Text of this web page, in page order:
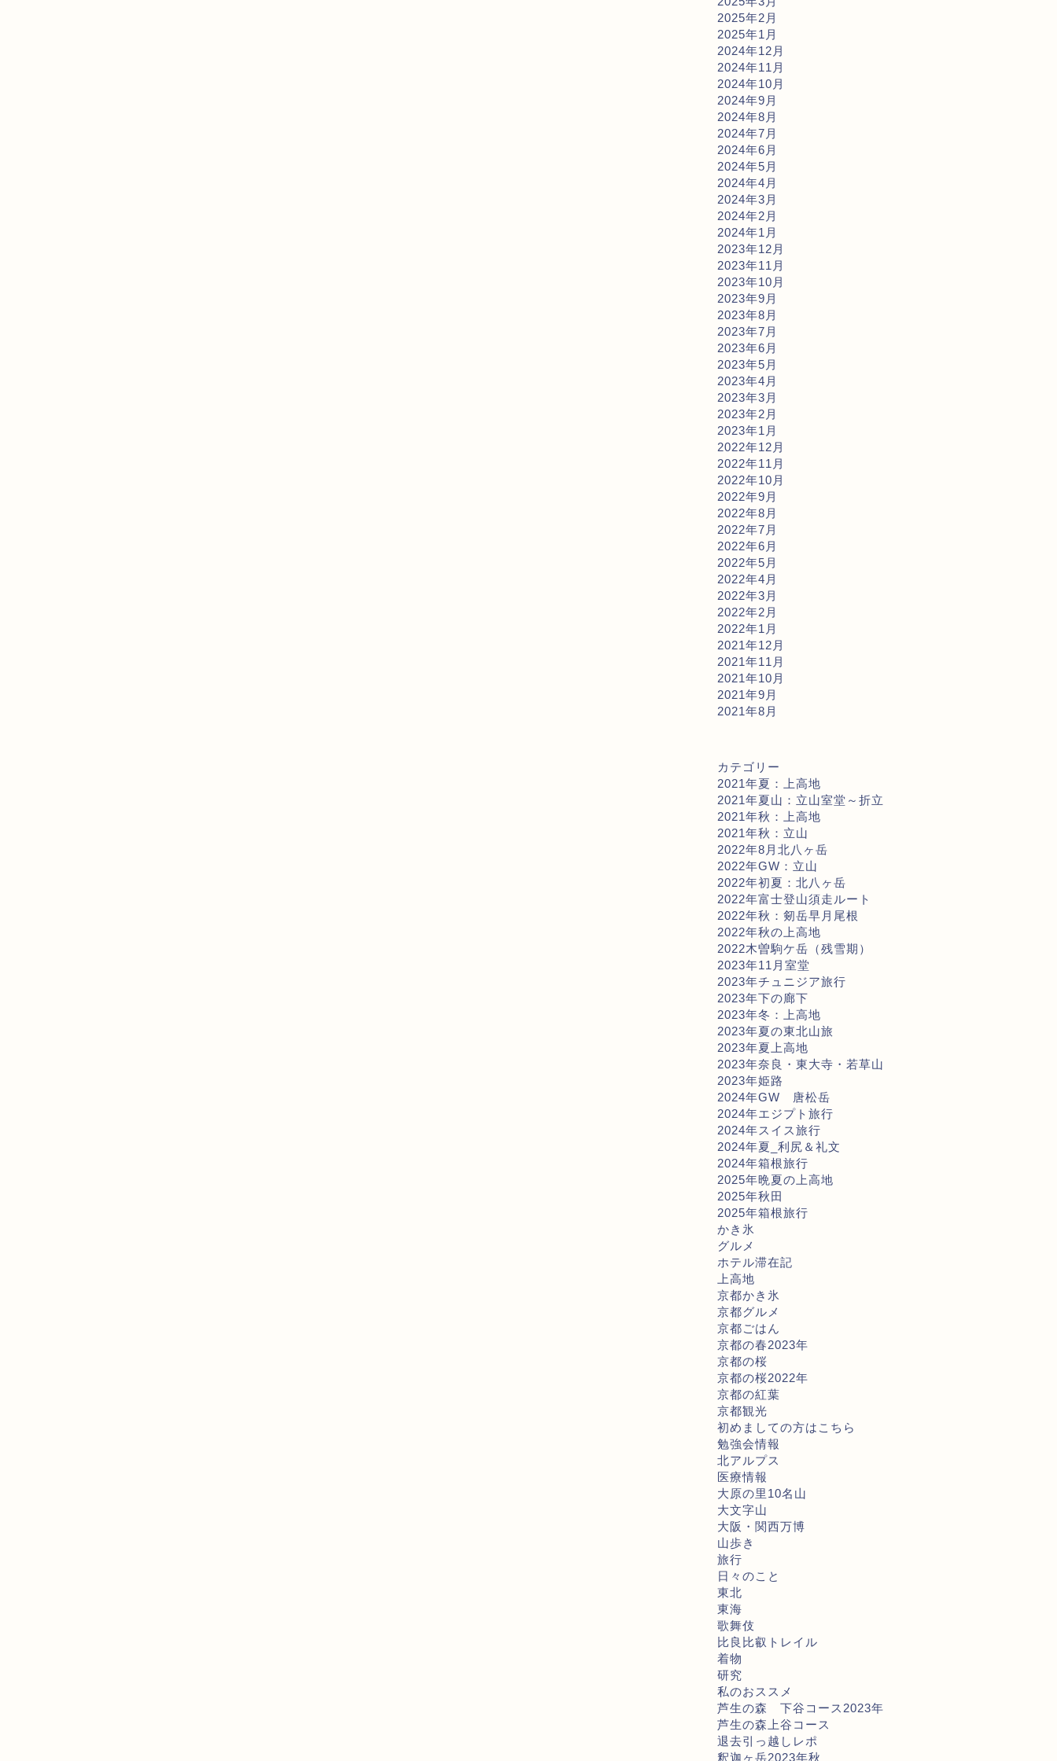
2025年2月
2025年1月
2024年12月
2024年11月
2024年10月
2024年9月
2024年8月
2024年7月
2024年6月
2024年5月
2024年4月
2024年3月
2024年2月
2024年1月
2023年12月
2023年11月
2023年10月
2023年9月
2023年8月
2023年7月
2023年6月
2023年5月
2023年4月
2023年3月
2023年2月
2023年1月
2022年12月
2022年11月
2022年10月
2022年9月
2022年8月
2022年7月
2022年6月
2022年5月
2022年4月
2022年3月
2022年2月
2022年1月
2021年12月
2021年11月
2021年10月
2021年9月
2021年8月
カテゴリー
2021年夏：上高地
2021年夏山：立山室堂～折立
2021年秋：上高地
2021年秋：立山
2022年8月北八ヶ岳
2022年GW：立山
2022年初夏：北八ヶ岳
2022年富士登山須走ルート
2022年秋：剱岳早月尾根
2022年秋の上高地
2022木曽駒ケ岳（残雪期）
2023年11月室堂
2023年チュニジア旅行
2023年下の廊下
2023年冬：上高地
2023年夏の東北山旅
2023年夏上高地
2023年奈良・東大寺・若草山
2023年姫路
2024年GW 唐松岳
2024年エジプト旅行
2024年スイス旅行
2024年夏_利尻＆礼文
2024年箱根旅行
2025年晩夏の上高地
2025年秋田
2025年箱根旅行
かき氷
グルメ
ホテル滞在記
上高地
京都かき氷
京都グルメ
京都ごはん
京都の春2023年
京都の桜
京都の桜2022年
京都の紅葉
京都観光
初めましての方はこちら
勉強会情報
北アルプス
医療情報
大原の里10名山
大文字山
大阪・関西万博
山歩き
旅行
日々のこと
東北
東海
歌舞伎
比良比叡トレイル
着物
研究
私のおススメ
芦生の森 下谷コース2023年
芦生の森上谷コース
退去引っ越しレポ
釈迦ヶ岳2023年秋